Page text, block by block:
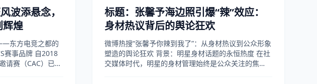
波添悬念，
煌
东方电竞之都的
赛事品牌 自2018
请赛（CAC）已成
标题：张馨予海边照引爆“辣”效应：
身材热议背后的舆论狂欢
微博热搜“张馨予你辣到我了”：从身材热议到公众形象
塑造的舆论狂欢 背景：明星身材话题的永恒热度 在社
交媒体时代，明星的身材管理始终是公众关注的焦